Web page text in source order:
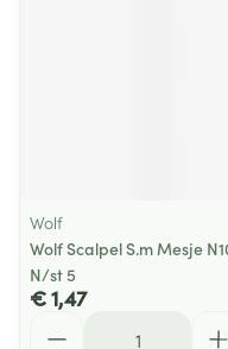
Wolf
Wolf Scalpel S.m Mesje
N/st 5
€ 1,47